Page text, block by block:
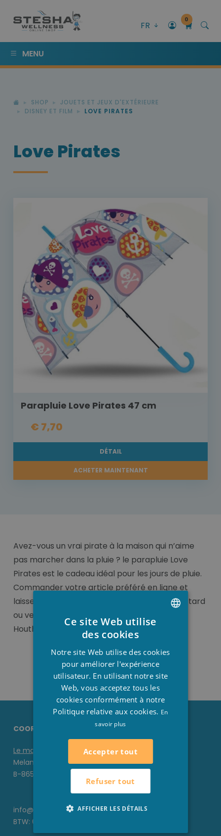
FR
0
MENU
SHOP
JOUETS ET JEUX D'EXTÉRIEURE
DISNEY ET FILM
LOVE PIRATES
Love Pirates
Parapluie Love Pirates 47 cm
€ 7,70
DÉTAIL
ACHETER MAINTENANT
Avez-vous un vrai pirate à la maison qui n’aime
pas marcher dans la pluie ? le parapluie Love
Pirates est le cadeau idéal pour les jours de pluie.
Commander votre article préféré en ligne et
laissez-le livrer chez vous quelques jours plus tard
ou venez rendre une visite à notre magasin à
Houthulst
COORDONNÉES STESHA
Le magasin
Melanedreef 6 D
B-8650 Houthulst
info@stesha.be
BTW: 0476.673.440
ENGLISH
Ce site Web utilise
des cookies
Notre site Web utilise des cookies
pour améliorer l'expérience
utilisateur. En utilisant notre site
Web, vous acceptez tous les
cookies conformément à notre
Politique relative aux cookies. En
savoir plus
Accepter tout
Refuser tout
AFFICHER LES DÉTAILS